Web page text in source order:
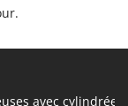
avec cylindrée